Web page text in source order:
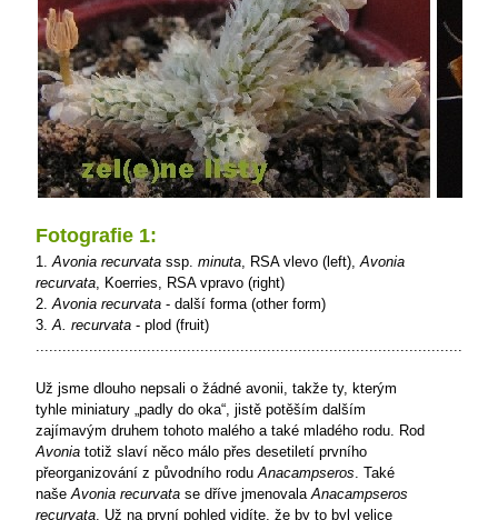
Fotografie 1:
1.Avonia recurvata ssp. minuta, RSA vlevo (left),Avonia
recurvata, Koerries, RSA vpravo (right)
2.Avonia recurvata - další forma (other form)
3.A. recurvata - plod (fruit)
Už jsme dlouho nepsali o žádné avonii, takže ty, kterým
tyhle miniatury „padly do oka“, jistě potěším dalším
zajímavým druhem tohoto malého a také mladého rodu. Rod
Avonia totiž slaví něco málo přes desetiletí prvního
přeorganizování z původního roduAnacampseros. Také
našeAvonia recurvata se dříve jmenovalaAnacampseros
recurvata. Už na první pohled vidíte, že by to byl velice